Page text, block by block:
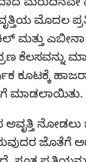
ಮರುದಿನವೇ
ಮೊದಲ
ಮತ್ತು
ಕೆಲಸವನ್ನು
ಕೂಟಕ್ಕೆ
ಮಾಡಲಾಯಿತು.
ನೋಡಲು
ಜೊತೆಗೆ